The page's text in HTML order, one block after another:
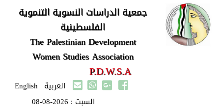
جمعية الدراسات النسوية التنموية
الفلسطينية
The Palestinian Development
Women Studies Association
P.D.W.S.A
العربية |
English
السبت : 2026-08-08